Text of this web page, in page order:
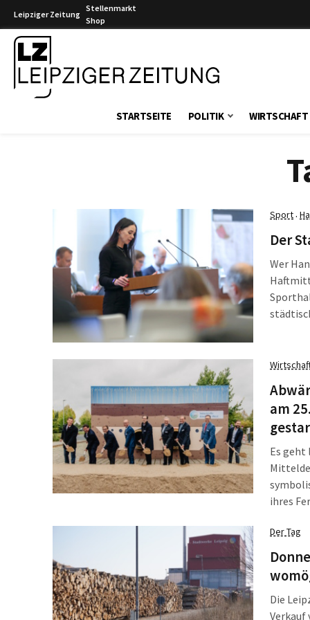
Leipziger Zeitung
Stellenmarkt
Shop
STARTSEITE POLITIK WIRTSCHAFT
Sport·
Der
Wer
ist“,
am
Es geht
ihres
Der Tag
Die
Verkauf